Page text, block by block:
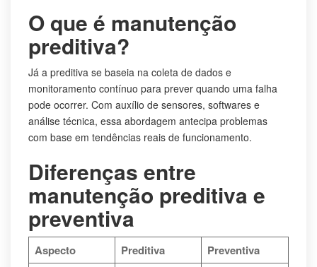
O que é manutenção
preditiva?
Já a preditiva se baseia na coleta de dados e
monitoramento contínuo para prever quando uma falha
pode ocorrer. Com auxílio de sensores, softwares e
análise técnica, essa abordagem antecipa problemas
com base em tendências reais de funcionamento.
Diferenças entre
manutenção preditiva e
preventiva
Aspecto Preditiva Preventiva